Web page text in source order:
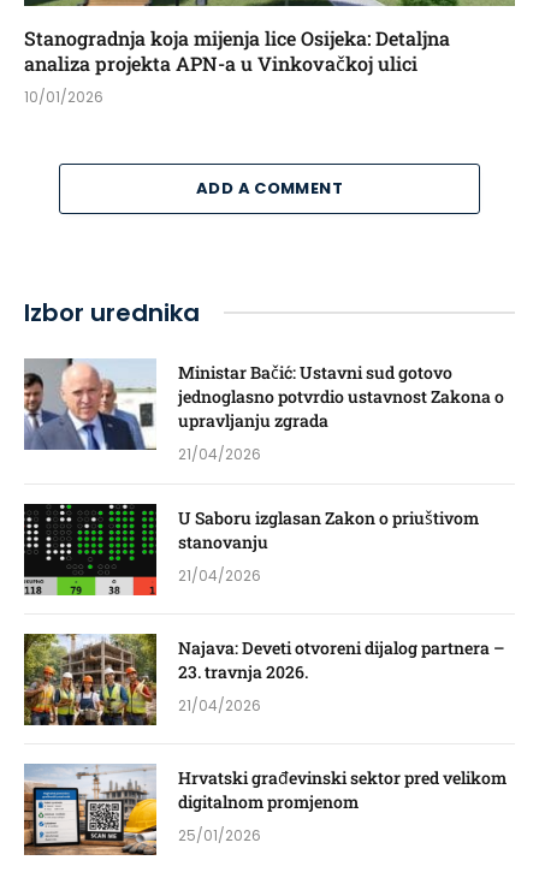
Stanogradnja koja mijenja lice Osijeka: Detaljna
analiza projekta APN-a u Vinkovačkoj ulici
10/01/2026
ADD A COMMENT
Izbor urednika
Ministar Bačić: Ustavni sud gotovo
jednoglasno potvrdio ustavnost Zakona o
upravljanju zgrada
21/04/2026
U Saboru izglasan Zakon o priuštivom
stanovanju
21/04/2026
Najava: Deveti otvoreni dijalog partnera –
23. travnja 2026.
21/04/2026
Hrvatski građevinski sektor pred velikom
digitalnom promjenom
25/01/2026